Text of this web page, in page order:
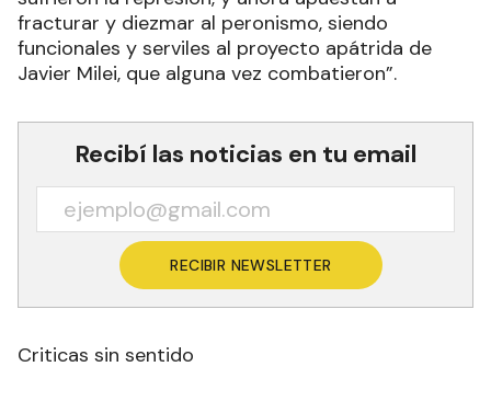
fracturar y diezmar al peronismo, siendo
funcionales y serviles al proyecto apátrida de
Javier Milei, que alguna vez combatieron”.
Recibí las noticias en tu email
RECIBIR NEWSLETTER
Criticas sin sentido